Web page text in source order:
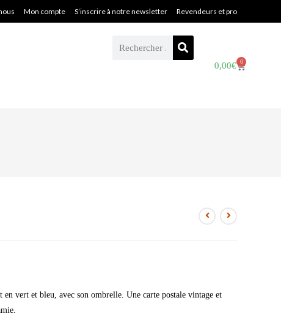
Mon compte S’inscrire à notre newsletter Revendeurs et pro
0,00€ 0
en vert et bleu, avec son ombrelle. Une carte postale vintage et